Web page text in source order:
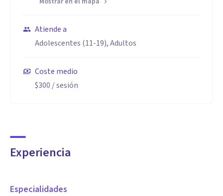
Atiende a
Adolescentes (11-19), Adultos
Coste medio
$300 / sesión
Experiencia
Especialidades